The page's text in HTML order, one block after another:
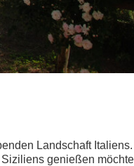
Landschaft
genießen